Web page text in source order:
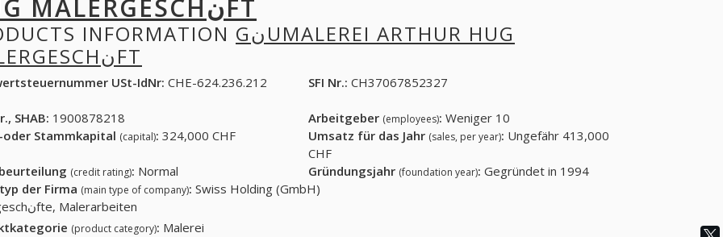
HUG MALERGESCHنFT
INFORMATION GنUMALEREI ARTHUR HUG
MALERGESCHنFT
USt-IdNr: CHE-624.236.212
SFI Nr.: CH37067852327
SHAB: 1900878218 Arbeitgeber (employees): Weniger 10
oder Stammkapital (capital): 324,000 CHF Umsatz für das Jahr (sales, per year): Ungefähr 413,000
CHF
(credit rating): Normal Gründungsjahr (foundation year): Gegründet in 1994
der Firma (main type of company): Swiss Holding (GmbH)
Malergeschنfte, Malerarbeiten
(product category): Malerei